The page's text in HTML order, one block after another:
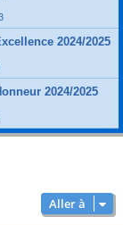
2024/2025
2024/2025
Aller à